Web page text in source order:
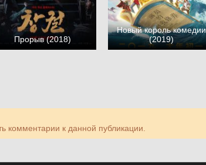
Прорыв (2018)
Новый король комедии
(2019)
комментарии к данной публикации.